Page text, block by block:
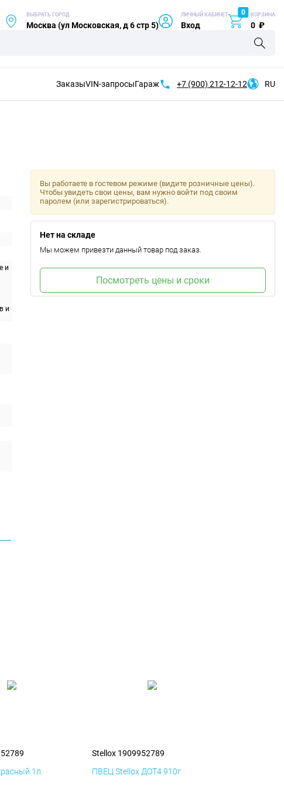
ВЫБРАТЬ ГОРОД
Москва (ул Московская, д 6 стр 5)
ЛИЧНЫЙ КАБИНЕТ
Вход
0 КОРЗИНА
0 ₽
ЗаказыVIN-запросыГараж +7 (900) 212-12-12 RU
и
и
Вы работаете в гостевом режиме (видите розничные цены).
Чтобы увидеть свои цены, вам нужно войти под своим
паролем (или зарегистрироваться).
Нет на складе
Мы можем привезти данный товар под заказ.
Посмотреть цены и сроки
1л.
Stellox 1909952789
ПВЕЦ Stellox ДОТ4 910г